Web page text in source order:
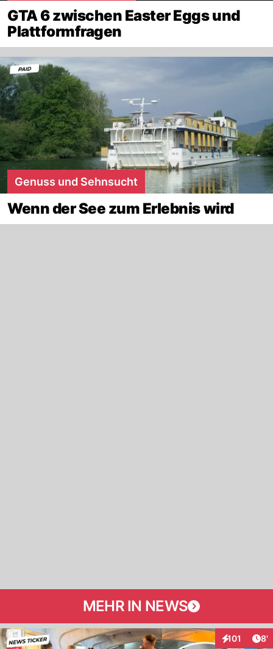
GTA 6 zwischen Easter Eggs und
Plattformfragen
Genuss und Sehnsucht
Wenn der See zum Erlebnis wird
MEHR IN NEWS
101
Interaktionen
8'